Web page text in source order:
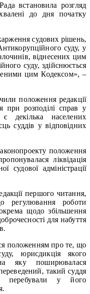
встановила розгляд
до дня початку
судових рішень,
суду, у
віднесених цим
суду, здійснюється
цим Кодексом», –
положення редакції
при розподілі справ у
декілька населених
суддів у відповідних
положення
ліквідація
судової адміністрації
першого читання,
регулювання роботи
щодо збільшення
для набуття
положенням про те, що
юрисдикція якого
яку поширювалася
такий суддя
перебували у його